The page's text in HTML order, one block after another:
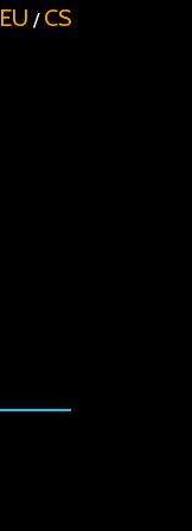
EU / CS